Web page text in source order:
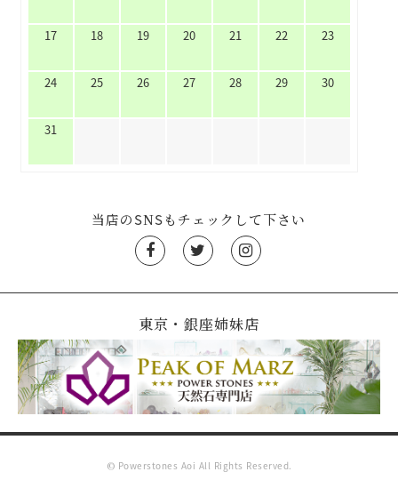
17 18 19 20 21 22 23
24 25 26 27 28 29 30
31
当店のSNSもチェックして下さい
東京・銀座姉妹店
© Powerstones Aoi All Rights Reserved.